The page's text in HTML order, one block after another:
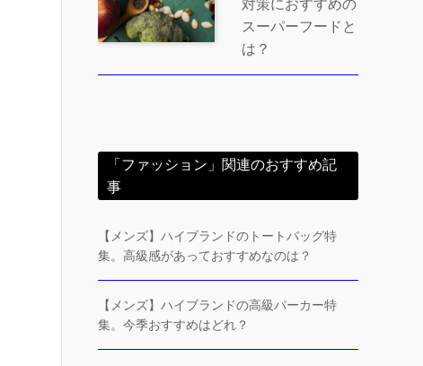
対策におすすめの
スーパーフードと
は？
「ファッション」関連のおすすめ記
事
【メンズ】ハイブランドのトートバッグ特
集。高級感があっておすすめなのは？
【メンズ】ハイブランドの高級パーカー特
集。今季おすすめはどれ？